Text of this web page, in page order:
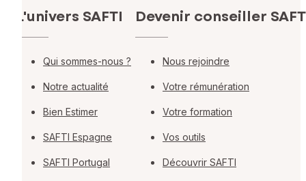
L'univers SAFTI
Qui sommes-nous ?
Notre actualité
Bien Estimer
SAFTI Espagne
SAFTI Portugal
Devenir conseiller
Nous rejoindre
Votre rémunération
Votre formation
Vos outils
Découvrir SAFTI